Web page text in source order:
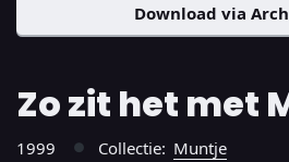
Download via
Zo zit het met
1999 ● Collectie: Muntje